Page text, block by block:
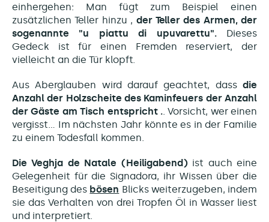
einhergehen: Man fügt zum Beispiel einen
zusätzlichen Teller hinzu , der Teller des Armen, der
sogenannte "u piattu di upuvarettu".
Dieses
Gedeck ist für einen Fremden reserviert, der
vielleicht an die Tür klopft.
Aus Aberglauben wird darauf geachtet, dass die
Anzahl der Holzscheite des Kaminfeuers der Anzahl
der Gäste am Tisch entspricht .. Vorsicht, wer einen
vergisst... Im nächsten Jahr könnte es in der Familie
zu einem Todesfall kommen.
Die Veghja de Natale (Heiligabend) ist auch eine
Gelegenheit für die Signadora, ihr Wissen über die
Beseitigung des bösen Blicks weiterzugeben, indem
sie das Verhalten von drei Tropfen Öl in Wasser liest
und interpretiert.